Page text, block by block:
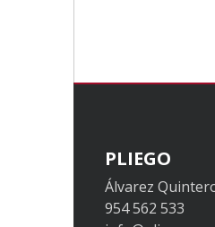
PLIEGO
Álvarez
954 562 533